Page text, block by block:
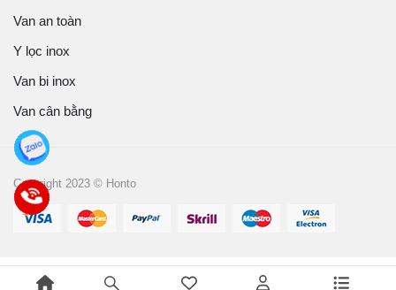
Van an toàn
Y lọc inox
Van bi inox
Van cân bằng
Copyright 2023 © Honto